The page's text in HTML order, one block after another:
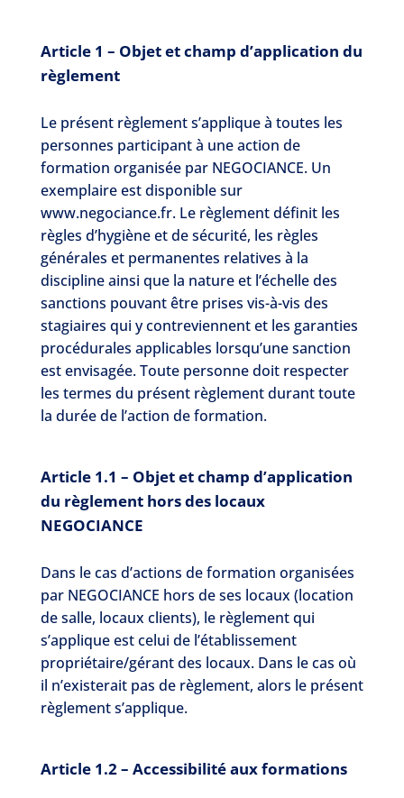
Article 1 – Objet et champ d’application du
règlement
Le présent règlement s’applique à toutes les
personnes participant à une action de
formation organisée par NEGOCIANCE. Un
exemplaire est disponible sur
www.negociance.fr. Le règlement définit les
règles d’hygiène et de sécurité, les règles
générales et permanentes relatives à la
discipline ainsi que la nature et l’échelle des
sanctions pouvant être prises vis-à-vis des
stagiaires qui y contreviennent et les garanties
procédurales applicables lorsqu’une sanction
est envisagée. Toute personne doit respecter
les termes du présent règlement durant toute
la durée de l’action de formation.
Article 1.1 – Objet et champ d’application
du règlement hors des locaux
NEGOCIANCE
Dans le cas d’actions de formation organisées
par NEGOCIANCE hors de ses locaux (location
de salle, locaux clients), le règlement qui
s’applique est celui de l’établissement
propriétaire/gérant des locaux. Dans le cas où
il n’existerait pas de règlement, alors le présent
règlement s’applique.
Article 1.2 – Accessibilité aux formations